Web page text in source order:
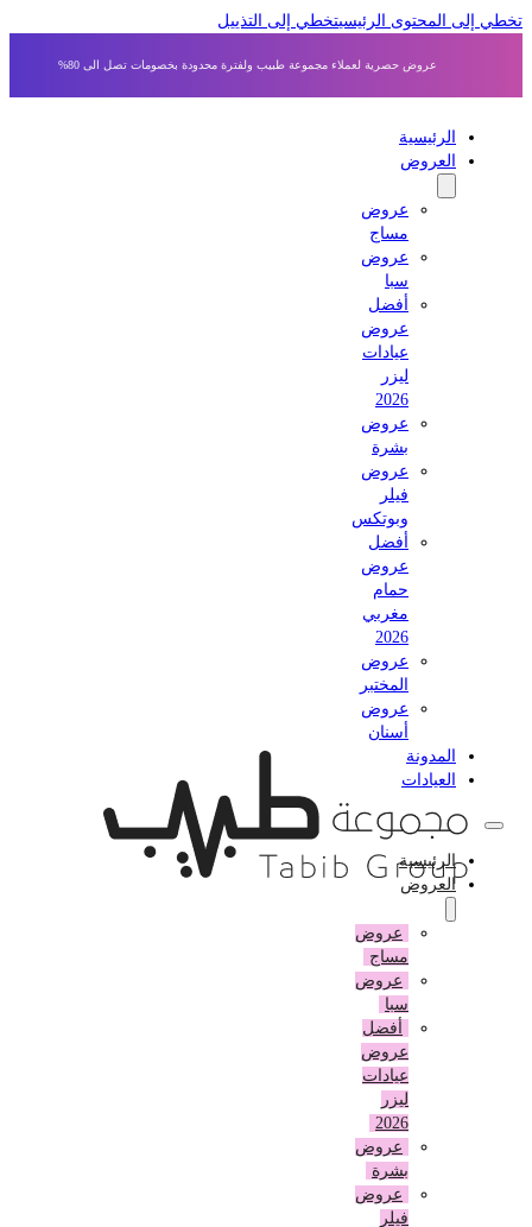
إلى المحتوى الرئيسي تخطي إلى التذييل
عروض حصرية لعملاء مجموعة طبيب ولفترة محدودة بخصومات تصل الى 80%
الرئيسية
العروض
عروض
مساج
عروض
أفضل
عروض
عيادات
عروض
بشرة
عروض
وبوتكس
أفضل
عروض
حمام
مغربي
عروض
المختبر
عروض
أسنان
المدونة
العيادات
الرئيسية
العروض
عروض
مساج
عروض
أفضل
عروض
عيادات
عروض
بشرة
عروض